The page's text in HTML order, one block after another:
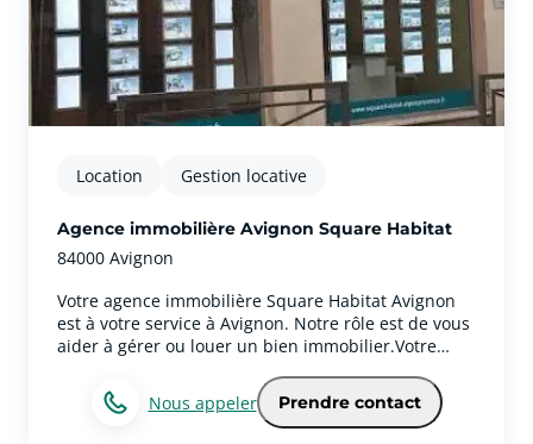
Location Gestion locative
Agence immobilière Avignon Square Habitat
84000 Avignon
Votre agence immobilière Square Habitat Avignon
est à votre service à Avignon. Notre rôle est de vous
aider à gérer ou louer un bien immobilier.Votre
aussi sur la ville de AvignonCouvrant Avignon, notre
secteur inclut également Avignon. Nos principaux
points forts sont notre courtoisie, notre intelligence
Prendre contact
Nous appeler